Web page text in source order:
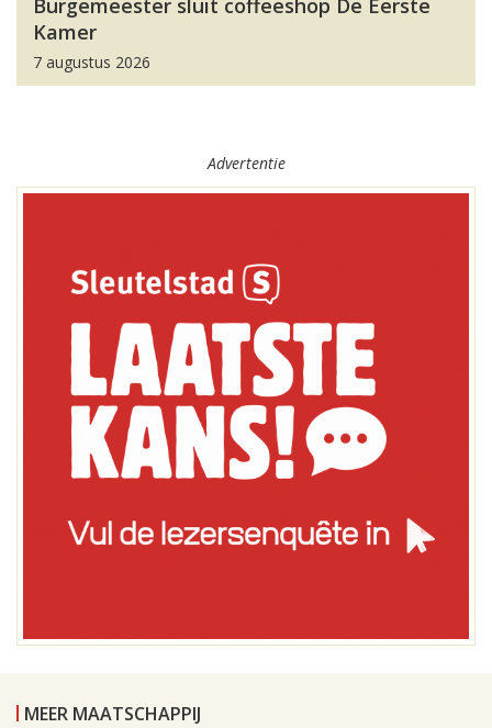
Burgemeester sluit coffeeshop De Eerste
Kamer
7 augustus 2026
Advertentie
MEER MAATSCHAPPIJ